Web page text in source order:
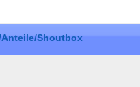
Shoutbox